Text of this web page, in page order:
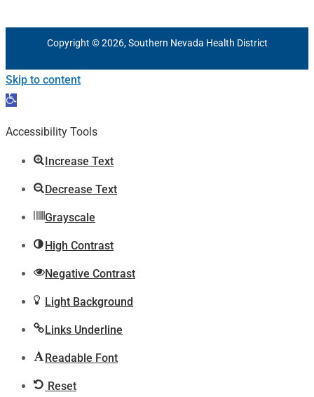
Copyright © 2026, Southern Nevada Health District
Skip to content
Open
Accessibility Tools
Increase Text
Decrease Text
Grayscale
High Contrast
Negative Contrast
Light Background
Links Underline
Readable Font
Reset